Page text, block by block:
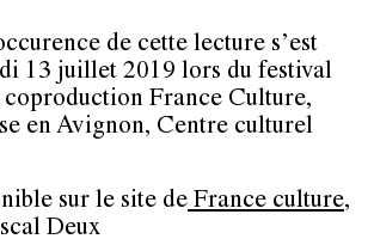
de cette lecture s’est
13 juillet 2019 lors du festival
coproduction France Culture,
en Avignon, Centre culturel
sur le site de France culture,
Deux